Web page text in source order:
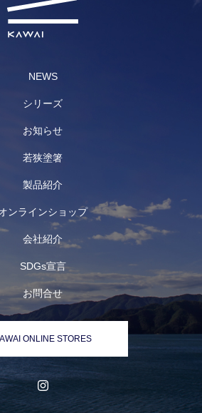
NEWS
シリーズ
お知らせ
若狭塗箸
製品紹介
ンラインショップ
会社紹介
SDGs宣言
お問合せ
ONLINE STORES